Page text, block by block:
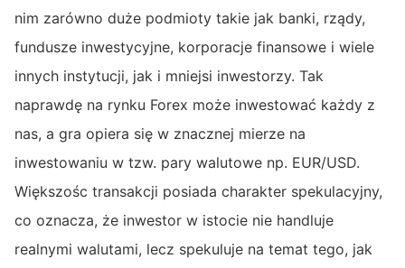
nim zarówno duże podmioty takie jak banki, rządy,
fundusze inwestycyjne, korporacje finansowe i wiele
innych instytucji, jak i mniejsi inwestorzy. Tak
naprawdę na rynku Forex może inwestować każdy z
nas, a gra opiera się w znacznej mierze na
inwestowaniu w tzw. pary walutowe np. EUR/USD.
Większośc transakcji posiada charakter spekulacyjny,
co oznacza, że inwestor w istocie nie handluje
realnymi walutami, lecz spekuluje na temat tego, jak